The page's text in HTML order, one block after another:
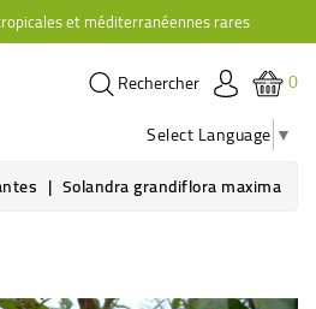
et méditerranéennes rares
0
Rechercher
Select Language ▼
Solandra grandiflora maxima